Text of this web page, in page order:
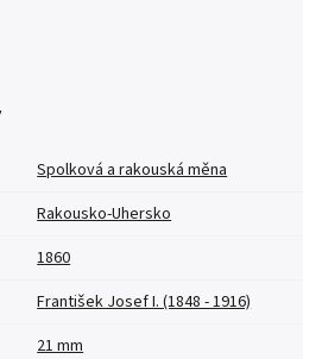
Spolková a rakouská měna
Rakousko-Uhersko
1860
František Josef I. (1848 - 1916)
21 mm